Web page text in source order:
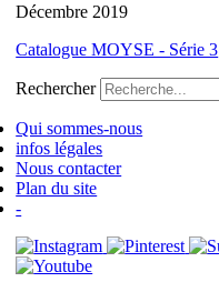
Décembre 2019
Catalogue MOYSE - Série 3
Rechercher
Qui sommes-nous
infos légales
Nous contacter
Plan du site
-